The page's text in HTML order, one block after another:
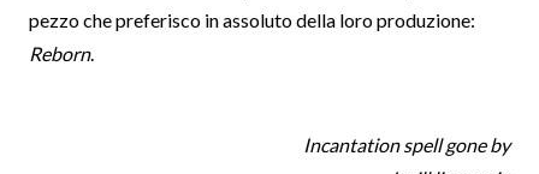
pezzo che preferisco in assoluto della loro produzione:
Reborn.
Incantation spell gone by